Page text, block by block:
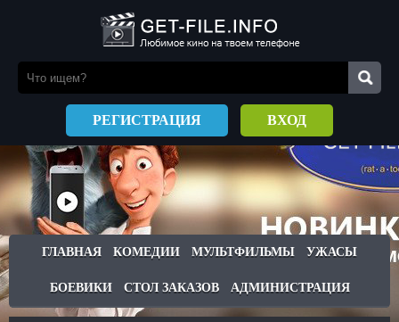
РЕГИСТРАЦИЯ ВХОД
ГЛАВНАЯ КОМЕДИИ МУЛЬТФИЛЬМЫ УЖАСЫ
БОЕВИКИ СТОЛ ЗАКАЗОВ АДМИНИСТРАЦИЯ